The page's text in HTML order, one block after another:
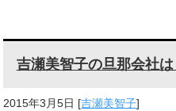
吉瀬美智子の旦那会社
2015年3月5日 [吉瀬美智子]